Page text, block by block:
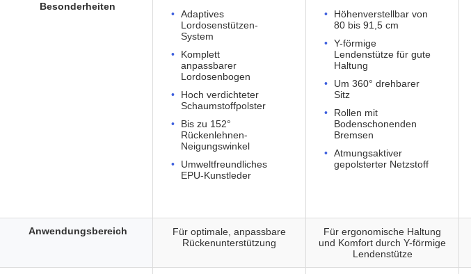
Adaptives
Lordosenstützen-
System
Komplett
anpassbarer
Lordosenbogen
Hoch verdichteter
Schaumstoffpolster
Bis zu 152°
Rückenlehnen-
Neigungswinkel
Umweltfreundliches
EPU-Kunstleder
Höhenverstellbar von
80 bis 91,5 cm
Y-förmige
Lendenstütze für gute
Haltung
Um 360° drehbarer
Sitz
Rollen mit
Bodenschonenden
Bremsen
Atmungsaktiver
gepolsterter Netzstoff
Für optimale, anpassbare
Rückenunterstützung
Für ergonomische Haltung
und Komfort durch Y-förmige
Lendenstütze
Besonderheiten
Anwendungsbereich